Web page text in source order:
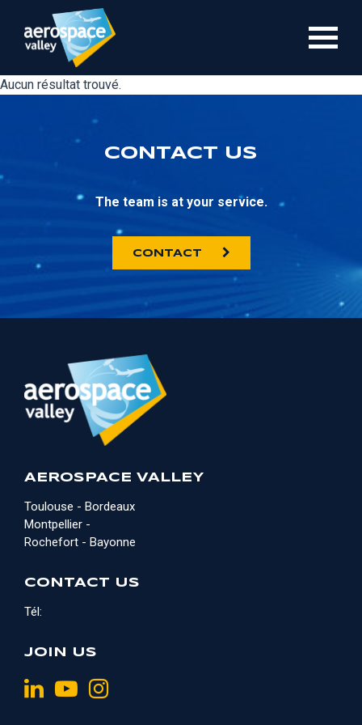
main
Aucun résultat trouvé.
CONTACT US
The team is at your service.
CONTACT
AEROSPACE VALLEY
Toulouse - Bordeaux
Montpellier -
Rochefort - Bayonne
CONTACT US
Tél:
JOIN US